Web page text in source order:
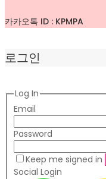
카카오톡 ID : KPMPA
로그인
Log In
Email
Password
Keep me signed in
Social Login